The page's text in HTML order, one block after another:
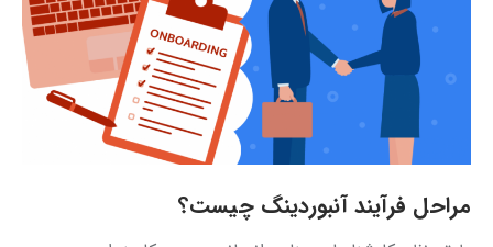
مراحل فرآیند آنبوردینگ چیست؟